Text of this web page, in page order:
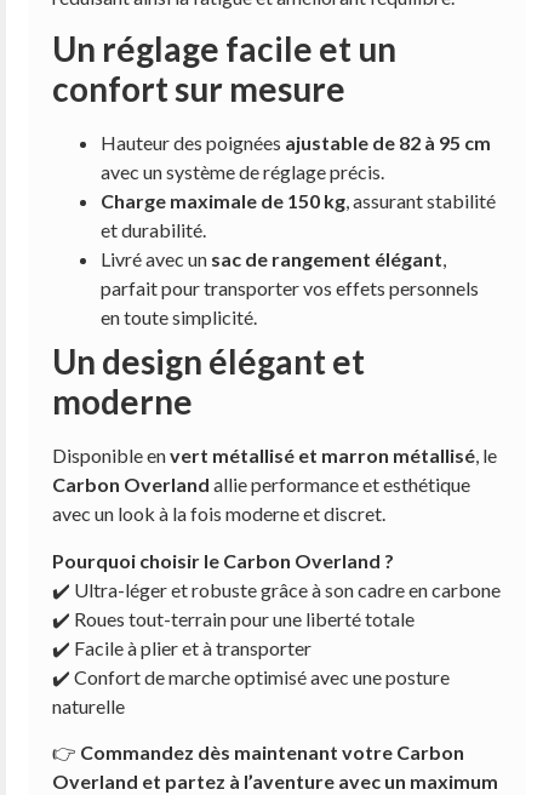
Un réglage facile et un
confort sur mesure
Hauteur des poignées ajustable de 82 à 95 cm
avec un système de réglage précis.
Charge maximale de 150 kg, assurant stabilité
et durabilité.
Livré avec un sac de rangement élégant,
parfait pour transporter vos effets personnels
en toute simplicité.
Un design élégant et
moderne
Disponible envert métallisé et marron métallisé, le
Carbon Overland allie performance et esthétique
avec un look à la fois moderne et discret.
Pourquoi choisir le Carbon Overland ?
✔️ Ultra-léger et robuste grâce à son cadre en carbone
✔️ Roues tout-terrain pour une liberté totale
✔️ Facile à plier et à transporter
✔️ Confort de marche optimisé avec une posture
naturelle
👉 Commandez dès maintenant votre Carbon
Overland et partez à l’aventure avec un maximum